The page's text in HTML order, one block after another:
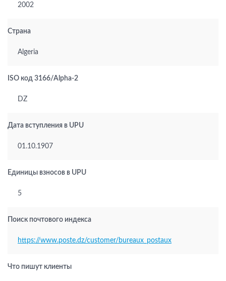
2002
Страна
Algeria
ISO код 3166/Alpha-2
DZ
Дата вступления в UPU
01.10.1907
Единицы взносов в UPU
5
Поиск почтового индекса
https://www.poste.dz/customer/bureaux_postaux
Что пишут клиенты